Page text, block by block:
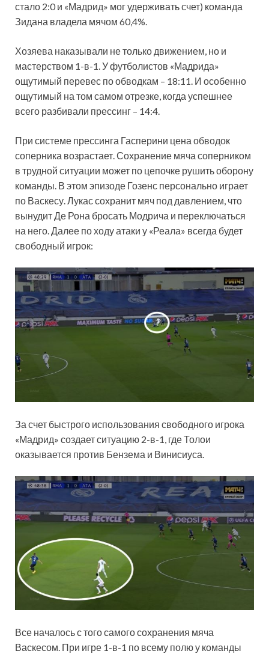
стало 2:0 и «Мадрид» мог удерживать счет) команда
Зидана владела мячом 60,4%.
Хозяева наказывали не только движением, но и
мастерством 1-в-1. У футболистов «Мадрида»
ощутимый перевес по обводкам – 18:11. И особенно
ощутимый на том самом отрезке, когда успешнее
всего разбивали прессинг – 14:4.
При системе прессинга Гасперини цена обводок
соперника возрастает. Сохранение мяча соперником
в трудной ситуации может по цепочке рушить оборону
команды. В этом эпизоде Гозенс персонально играет
по Васкесу. Лукас сохранит мяч под давлением, что
вынудит Де Рона бросать Модрича и переключаться
на него. Далее по ходу атаки у «Реала» всегда будет
свободный игрок:
За счет быстрого использования свободного игрока
«Мадрид» создает ситуацию 2-в-1, где Толои
оказывается против Бензема и Винисиуса.
Все началось с того самого сохранения мяча
Васкесом. При игре 1-в-1 по всему полю у команды